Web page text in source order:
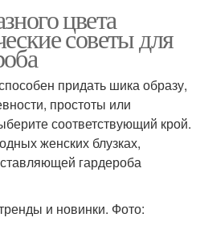
цвета
советы для
придать шика образу,
простоты или
соответствующий крой.
женских блузках,
гардероба
и новинки. Фото: